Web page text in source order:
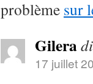
problème sur
Gilera
17 juillet